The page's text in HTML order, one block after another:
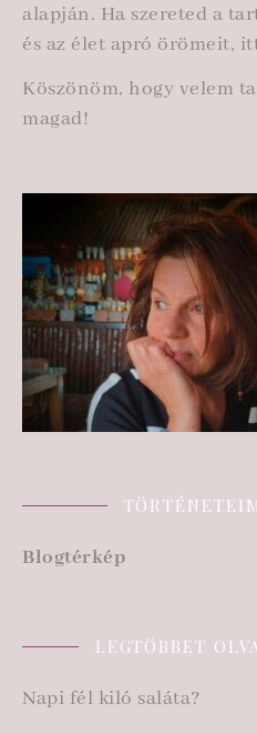
alapján. Ha szereted a
és az élet apró örömeit,
Köszönöm, hogy velem
magad!
Blogtérkép
LEGTÖBBET
Napi fél kiló saláta?